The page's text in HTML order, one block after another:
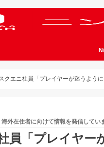
スクエニ社員「プレイヤーが迷うよう
海外在住者に向けて情報を発信してい
員「プレイヤー